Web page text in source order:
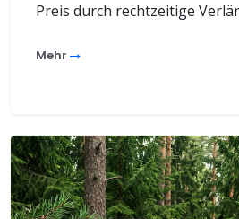
Preis durch rechtzeitige
Mehr